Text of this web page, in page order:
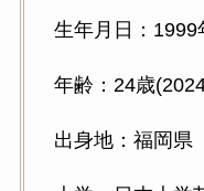
生年月日：1999
年齢：24歳
出身地：福岡県